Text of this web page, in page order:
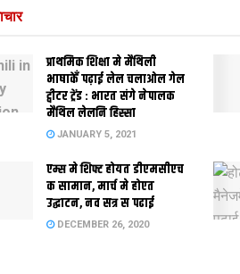
प्राथमिक शि‍क्षा मे मैथि‍ली
भाषाकेँ पढ़ाई लेल चलाओल गेल
ट्वीटर ट्रेंड : भारत संगे नेपालक
मैथिल लेलनि हिस्सा
JANUARY 5, 2021
एम्स मे शिफ्ट होयत डीएमसीएच
क सामान, मार्च मे होएत
उद्घाटन, नव सत्र स पढाई
DECEMBER 26, 2020